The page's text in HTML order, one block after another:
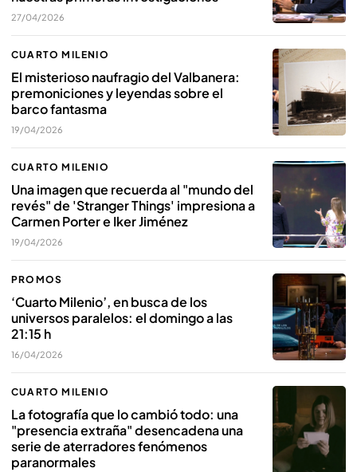
27/04/2026
CUARTO MILENIO
El misterioso naufragio del Valbanera:
premoniciones y leyendas sobre el
barco fantasma
19/04/2026
CUARTO MILENIO
Una imagen que recuerda al "mundo del
revés" de 'Stranger Things' impresiona a
Carmen Porter e Iker Jiménez
19/04/2026
PROMOS
‘Cuarto Milenio’, en busca de los
universos paralelos: el domingo a las
21:15 h
16/04/2026
CUARTO MILENIO
La fotografía que lo cambió todo: una
"presencia extraña" desencadena una
serie de aterradores fenómenos
paranormales